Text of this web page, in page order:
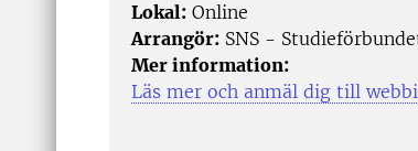
Lokal: Online
Arrangör: SNS -
Mer information:
Läs mer och anmäl dig till